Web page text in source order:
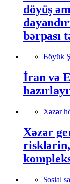
döyüş
bərpası
Böyük
İran və
Xəzər
Xəzər
Sosial